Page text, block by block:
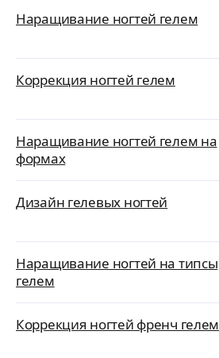
Наращивание ногтей гелем
Коррекция ногтей гелем
Наращивание ногтей гелем на
формах
Дизайн гелевых ногтей
Наращивание ногтей на типсы
гелем
Коррекция ногтей френч гелем